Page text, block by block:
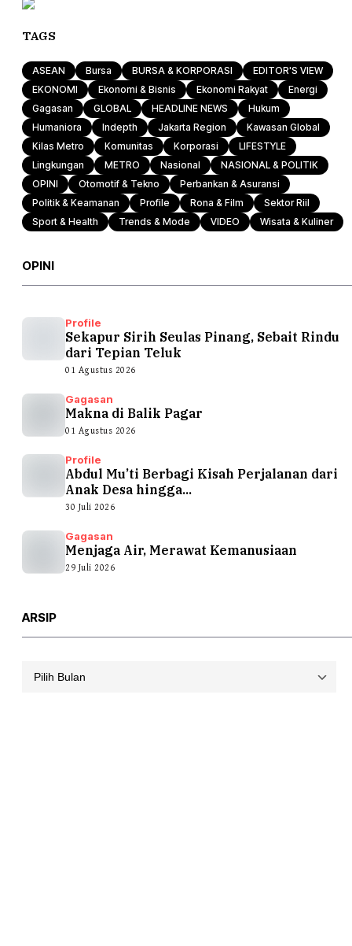
TAGS
ASEAN Bursa BURSA & KORPORASI
EDITOR'S VIEW
EKONOMI
Ekonomi & Bisnis Ekonomi Rakyat
Energi
Gagasan
GLOBAL HEADLINE NEWS
Hukum
Humaniora
Indepth Jakarta Region
Kawasan Global
Kilas Metro
Komunitas Korporasi
LIFESTYLE
Lingkungan
METRO Nasional
NASIONAL & POLITIK
OPINI
Otomotif & Tekno
Perbankan & Asuransi
Politik & Keamanan
Profile Rona & Film
Sektor Riil
Sport & Health
Trends & Mode VIDEO Wisata & Kuliner
OPINI
Profile
Sekapur Sirih Seulas Pinang, Sebait Rindu
dari Tepian Teluk
01 Agustus 2026
Gagasan
Makna di Balik Pagar
01 Agustus 2026
Profile
Abdul Mu’ti Berbagi Kisah Perjalanan dari
Anak Desa hingga...
30 Juli 2026
Gagasan
Menjaga Air, Merawat Kemanusiaan
29 Juli 2026
ARSIP